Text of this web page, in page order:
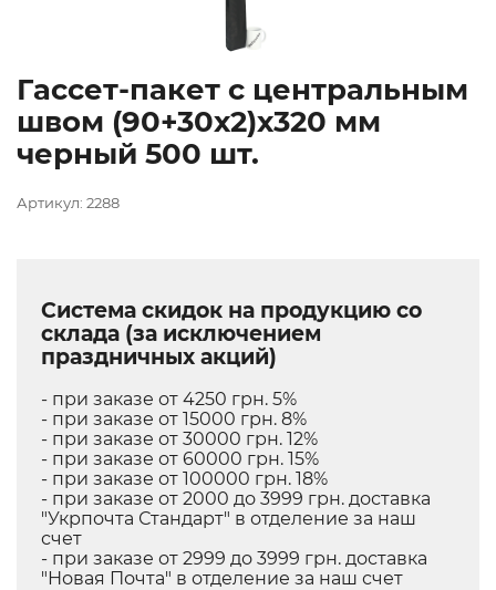
Гассет-пакет с центральным
швом (90+30х2)х320 мм
черный 500 шт.
Артикул: 2288
Система скидок на продукцию со
склада (за исключением
праздничных акций)
- при заказе от 4250 грн. 5%
- при заказе от 15000 грн. 8%
- при заказе от 30000 грн. 12%
- при заказе от 60000 грн. 15%
- при заказе от 100000 грн. 18%
- при заказе от 2000 до 3999 грн. доставка
"Укрпочта Стандарт" в отделение за наш
счет
- при заказе от 2999 до 3999 грн. доставка
"Новая Почта" в отделение за наш счет